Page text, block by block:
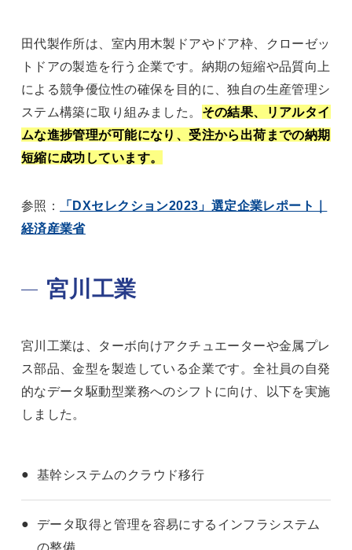
田代製作所は、室内用木製ドアやドア枠、クローゼッ
トドアの製造を行う企業です。納期の短縮や品質向上
による競争優位性の確保を目的に、独自の生産管理シ
ステム構築に取り組みました。 その結果、リアルタイ
ムな進捗管理が可能になり、受注から出荷までの納期
短縮に成功しています。
参照：
「DXセレクション2023」選定企業レポート｜
経済産業省
宮川工業
宮川工業は、ターボ向けアクチュエーターや金属プレ
ス部品、金型を製造している企業です。全社員の自発
的なデータ駆動型業務へのシフトに向け、以下を実施
しました。
基幹システムのクラウド移行
データ取得と管理を容易にするインフラシステム
の整備